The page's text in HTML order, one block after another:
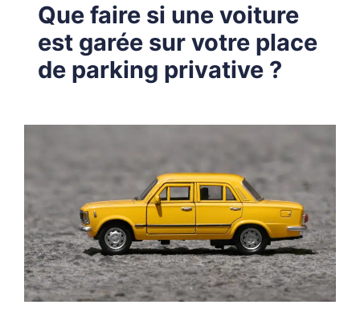
Que faire si une voiture
est garée sur votre place
de parking privative ?